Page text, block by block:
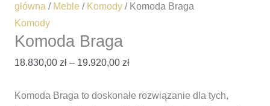
główna / Meble / Komody/ Komoda Braga
Komody
Komoda Braga
18.830,00 zł – 19.920,00 zł
Komoda Braga to doskonałe rozwiązanie dla tych,